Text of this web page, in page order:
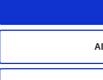
لتلقي الرعاية
من حدة هذه
صحية أساسية
قوية ضد